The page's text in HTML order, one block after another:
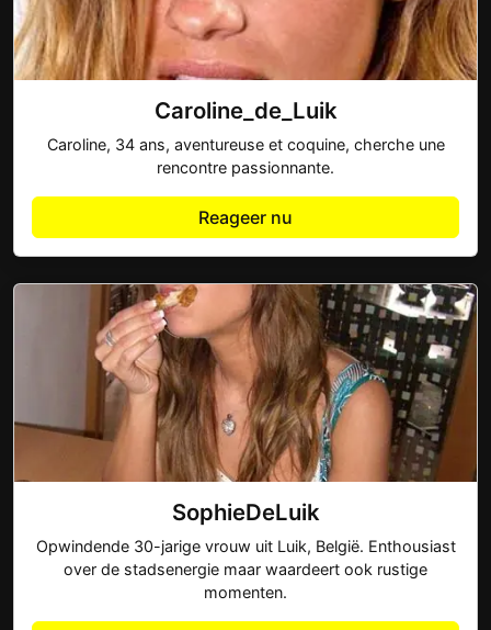
Caroline_de_Luik
Caroline, 34 ans, aventureuse et coquine, cherche une
rencontre passionnante.
Reageer nu
SophieDeLuik
Opwindende 30-jarige vrouw uit Luik, België. Enthousiast
over de stadsenergie maar waardeert ook rustige
momenten.